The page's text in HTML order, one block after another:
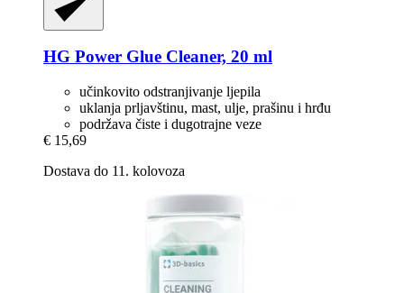
HG Power Glue Cleaner, 20 ml
učinkovito odstranjivanje ljepila
uklanja prljavštinu, mast, ulje, prašinu i hrđu
podržava čiste i dugotrajne veze
€ 15,69
Dostava do 11. kolovoza